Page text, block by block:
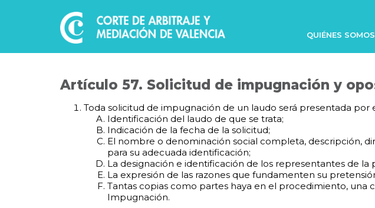
QUIÉNES SOMOS
Artículo 57. Solicitud de impugnación y
Toda solicitud de impugnación de un laudo será presentada
Identificación del laudo de que se trata;
Indicación de la fecha de la solicitud;
El nombre o denominación social completa, descripción,
para su adecuada identificación;
La designación e identificación de los representantes de la
La expresión de las razones que fundamenten su
Tantas copias como partes haya en el procedimiento, una
Impugnación.